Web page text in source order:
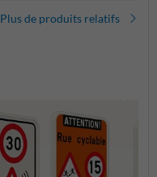
Plus de produits relatifs